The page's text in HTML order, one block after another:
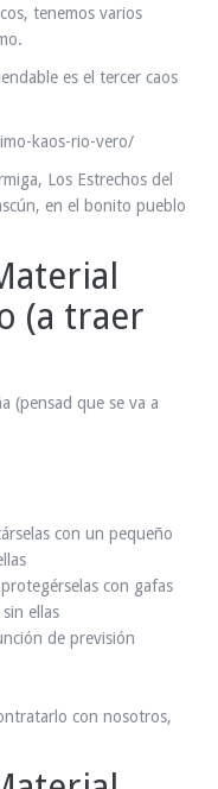
tenemos varios
es el tercer caos
kaos-rio-vero/
Los Estrechos del
en el bonito pueblo
(a traer
(pensad que se va a
con un pequeño
con gafas
ellas
de previsión
con nosotros,